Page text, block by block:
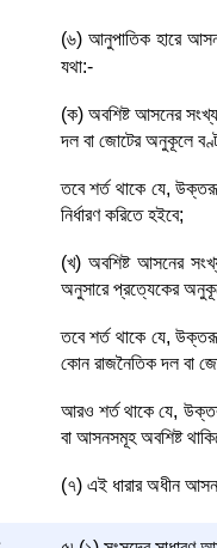
(৬) আনুপাতিক হারে
যথা:-
(ক) অবশিষ্ট আসনের
দল বা জোটের অনুকূলে
তবে শর্ত থাকে যে,
নির্ধারণ করিতে হইবে;
(খ) অবশিষ্ট আসনের
অনুসারে প্রত্যেকের
তবে শর্ত থাকে যে,
কোন রাজনৈতিক দল বা
আরও শর্ত থাকে যে,
বা আসনসমূহ অবশিষ্ট
(৭) এই ধারার অধীন আসন